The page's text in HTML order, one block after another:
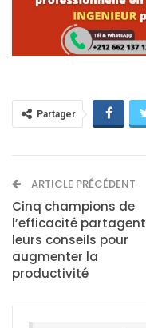
Partager
ARTICLE PRÉCÉDENT
Cinq champions de
l’efficacité partagent
leurs conseils pour
augmenter la
productivité